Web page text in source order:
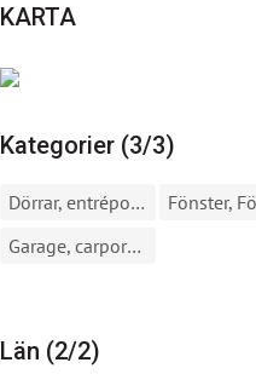
KARTA
Kategorier (3/3)
Dörrar, entréportar, entrépartier
Garage, carport, garageportar
Län (2/2)